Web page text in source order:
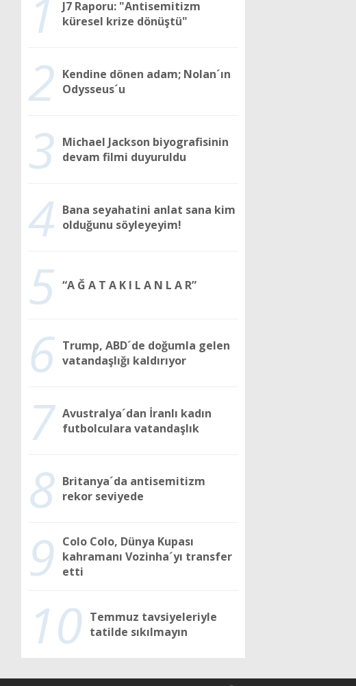
1
J7 Raporu: "Antisemitizm
küresel krize dönüştü"
2 Kendine dönen adam; Nolan´ın
Odysseus´u
3 Michael Jackson biyografisinin
devam filmi duyuruldu
4 Bana seyahatini anlat sana kim
olduğunu söyleyeyim!
5 “A Ğ A T A K I L A N L A R”
6 Trump, ABD´de doğumla gelen
vatandaşlığı kaldırıyor
7 Avustralya´dan İranlı kadın
futbolculara vatandaşlık
8 Britanya´da antisemitizm
rekor seviyede
9
Colo Colo, Dünya Kupası
kahramanı Vozinha´yı transfer
etti
10 Temmuz tavsiyeleriyle
tatilde sıkılmayın